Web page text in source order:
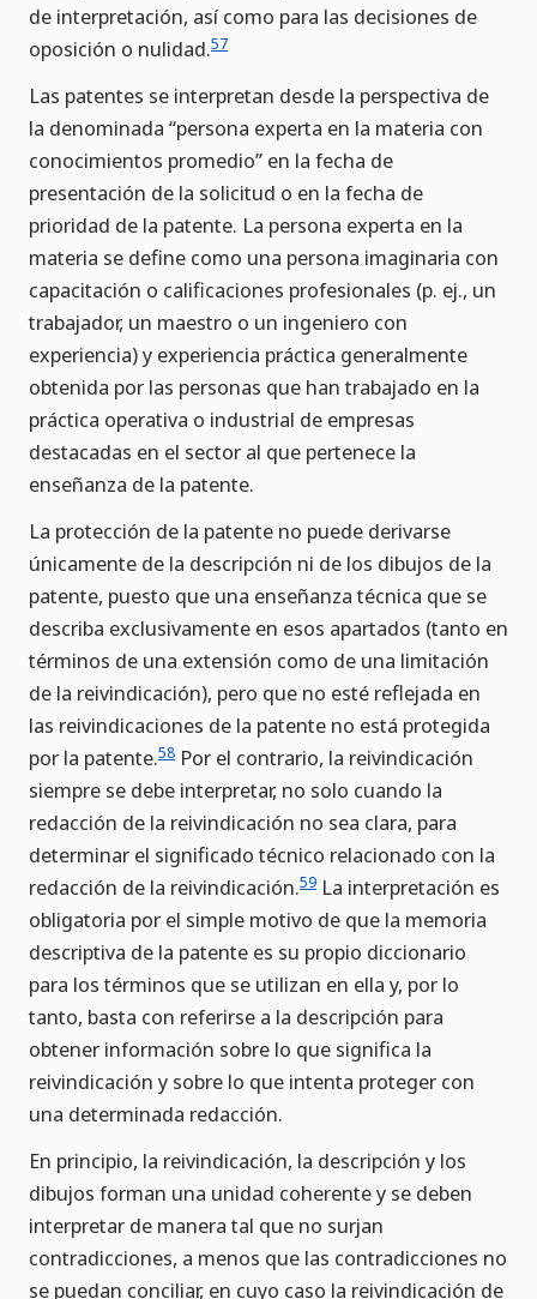
de interpretación, así como para las decisiones de
oposición o nulidad.57
Las patentes se interpretan desde la perspectiva de
la denominada “persona experta en la materia con
conocimientos promedio” en la fecha de
presentación de la solicitud o en la fecha de
prioridad de la patente. La persona experta en la
materia se define como una persona imaginaria con
capacitación o calificaciones profesionales (p. ej., un
trabajador, un maestro o un ingeniero con
experiencia) y experiencia práctica generalmente
obtenida por las personas que han trabajado en la
práctica operativa o industrial de empresas
destacadas en el sector al que pertenece la
enseñanza de la patente.
La protección de la patente no puede derivarse
únicamente de la descripción ni de los dibujos de la
patente, puesto que una enseñanza técnica que se
describa exclusivamente en esos apartados (tanto en
términos de una extensión como de una limitación
de la reivindicación), pero que no esté reflejada en
las reivindicaciones de la patente no está protegida
por la patente.58 Por el contrario, la reivindicación
siempre se debe interpretar, no solo cuando la
redacción de la reivindicación no sea clara, para
determinar el significado técnico relacionado con la
redacción de la reivindicación.59 La interpretación es
obligatoria por el simple motivo de que la memoria
descriptiva de la patente es su propio diccionario
para los términos que se utilizan en ella y, por lo
tanto, basta con referirse a la descripción para
obtener información sobre lo que significa la
reivindicación y sobre lo que intenta proteger con
una determinada redacción.
En principio, la reivindicación, la descripción y los
dibujos forman una unidad coherente y se deben
interpretar de manera tal que no surjan
contradicciones, a menos que las contradicciones no
se puedan conciliar, en cuyo caso la reivindicación de